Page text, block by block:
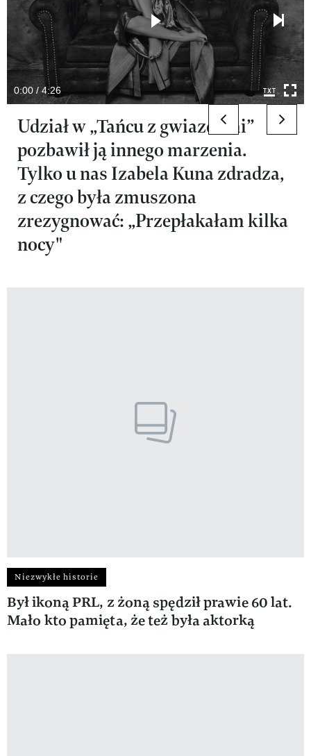
previous
0:00 / 4:26
Udział w „Tańcu z gwiazdami”
pozbawił ją innego marzenia.
Tylko u nas Izabela Kuna zdradza,
z czego była zmuszona
zrezygnować: „Przepłakałam kilka
nocy"
next
Niezwykłe historie
Był ikoną PRL, z żoną spędził prawie 60 lat.
Mało kto pamięta, że też była aktorką